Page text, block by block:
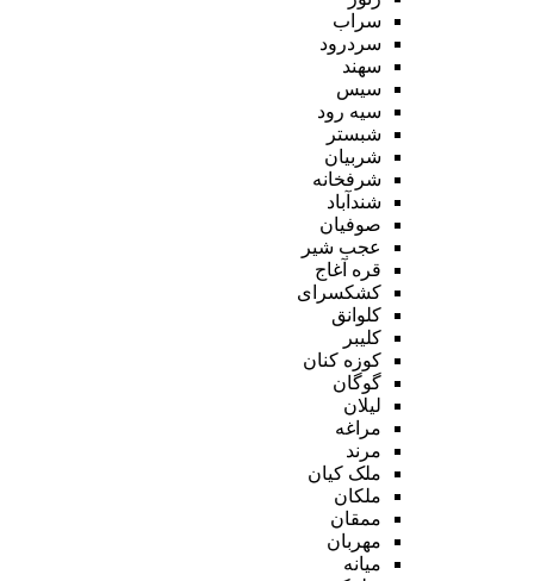
سراب
سردرود
سهند
سیس
سیه رود
شبستر
شربیان
شرفخانه
شندآباد
صوفیان
عجب شیر
قره آغاج
کشکسرای
کلوانق
کلیبر
کوزه کنان
گوگان
لیلان
مراغه
مرند
ملک کیان
ملکان
ممقان
مهربان
میانه